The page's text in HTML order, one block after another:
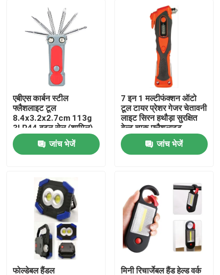
उत्पादों
हमारे बारे में
कारखाना भ्रमण
गुणवत्ता नियंत्रण
संपर्क करें
एक उद्धरण का अनुरोध करें
पोर्टेबल एलईडी वर्क लाइट्स
एबीएस कार्बन स्टील
फ्लैशलाइट टूल
8.4x3.2x2.7cm 113g
3LR44 बटन सेल (शामिल)
2 एलईडी
जांच भेजें
7 इन 1 मल्टीफंक्शन ऑटो
टूल टायर प्रेशर गेजर चेतावनी
लाइट सिरन हथौड़ा सुरक्षित
बेल्ट चाकू फ्लैशलाइट
स्क्रूड्राइवर
जांच भेजें
फोल्डेबल हैंडल मिनी रिचार्जेबल हैंड हेल्ड वर्क